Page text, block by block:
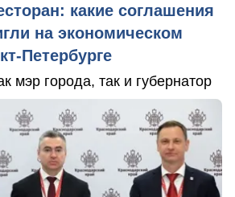
какие соглашения
на экономическом
Петербурге
мэр города, так и губернатор